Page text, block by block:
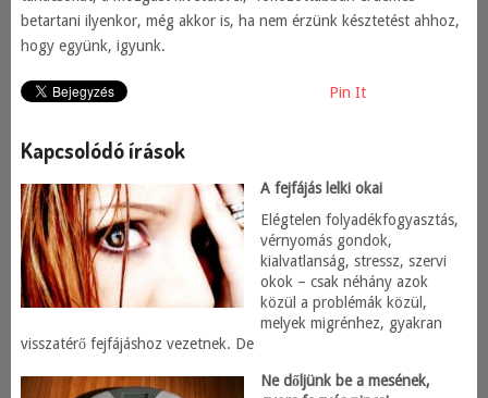
betartani ilyenkor, még akkor is, ha nem érzünk késztetést ahhoz,
hogy együnk, igyunk.
Pin It
Kapcsolódó írások
A fejfájás lelki okai
Elégtelen folyadékfogyasztás,
vérnyomás gondok,
kialvatlanság, stressz, szervi
okok – csak néhány azok
közül a problémák közül,
melyek migrénhez, gyakran
visszatérő fejfájáshoz vezetnek. De
Ne dőljünk be a mesének,